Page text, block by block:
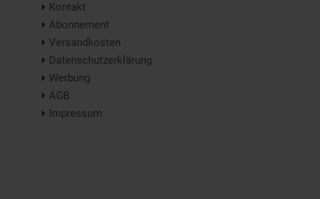
Kontakt
Abonnement
Versandkosten
Datenschutzerklärung
Werbung
AGB
Impressum